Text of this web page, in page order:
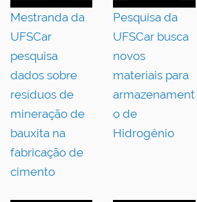
Mestranda da
UFSCar
pesquisa
dados sobre
resíduos de
mineração de
bauxita na
fabricação de
cimento
Pesquisa da
UFSCar busca
novos
materiais para
armazenament
o de
Hidrogênio